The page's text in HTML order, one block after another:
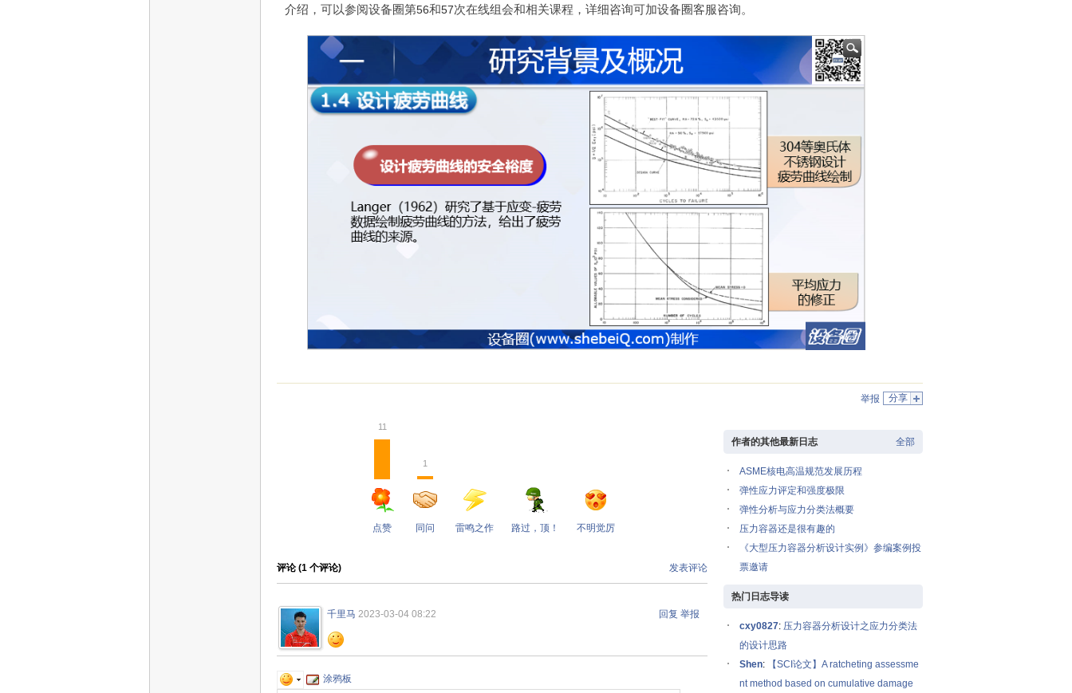
介绍，可以参阅设备圈第56和57次在线组会和相关课程，详细咨询可加设备圈客服咨询。
分享
举报
11
点赞
1
同问 雷鸣之作 路过，顶！ 不明觉厉
发表评论
评论 (1 个评论)
回复 举报
千里马 2023-03-04 08:22
涂鸦板
全部
作者的其他最新日志
ASME核电高温规范发展历程
弹性应力评定和强度极限
弹性分析与应力分类法概要
压力容器还是很有趣的
《大型压力容器分析设计实例》参编案例投
票邀请
热门日志导读
cxy0827: 压力容器分析设计之应力分类法
的设计思路
Shen:
【SCI论文】A ratcheting assessme
nt method based on cumulative damage